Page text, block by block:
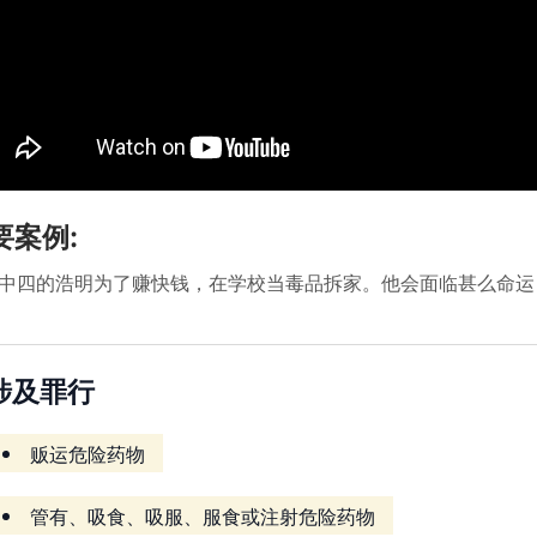
案例:
四的浩明为了赚快钱，在学校当毒品拆家。他会面临甚么命
及罪行
贩运危险药物
管有、吸食、吸服、服食或注射危险药物